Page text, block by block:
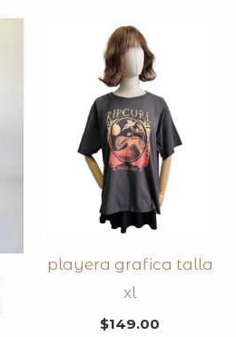
playera grafica talla
xl
$149.00